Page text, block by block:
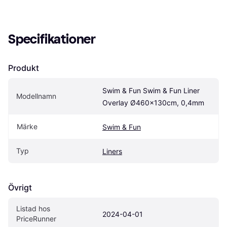
Specifikationer
Produkt
Modellnamn
Swim & Fun Swim & Fun Liner
Overlay Ø460x130cm, 0,4mm
Märke Swim & Fun
Typ Liners
Övrigt
Listad hos
PriceRunner
2024-04-01